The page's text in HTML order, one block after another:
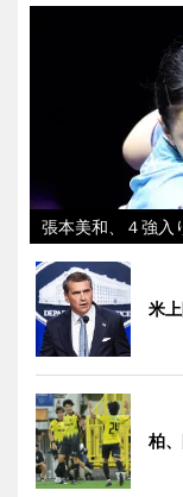
張本美和、４強入
米
柏